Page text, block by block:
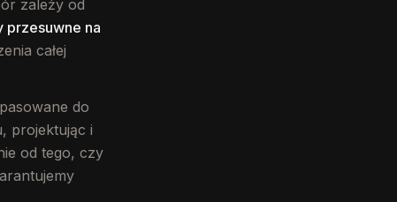
zależy od
przesuwne na
całej
do
projektując i
od tego, czy